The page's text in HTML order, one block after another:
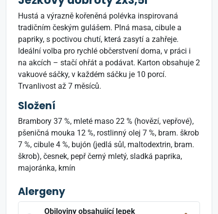
Hustá a výrazně kořeněná polévka inspirovaná
tradičním českým gulášem. Plná masa, cibule a
papriky, s poctivou chutí, která zasytí a zahřeje.
Ideální volba pro rychlé občerstvení doma, v práci i
na akcích – stačí ohřát a podávat. Karton obsahuje 2
vakuové sáčky, v každém sáčku je 10 porcí.
Trvanlivost až 7 měsíců.
Složení
Brambory 37 %, mleté maso 22 % (hovězí, vepřové),
pšeničná mouka 12 %, rostlinný olej 7 %, bram. škrob
7 %, cibule 4 %, bujón (jedlá sůl, maltodextrin, bram.
škrob), česnek, pepř černý mletý, sladká paprika,
majoránka, kmín
Alergeny
Obiloviny obsahující lepek